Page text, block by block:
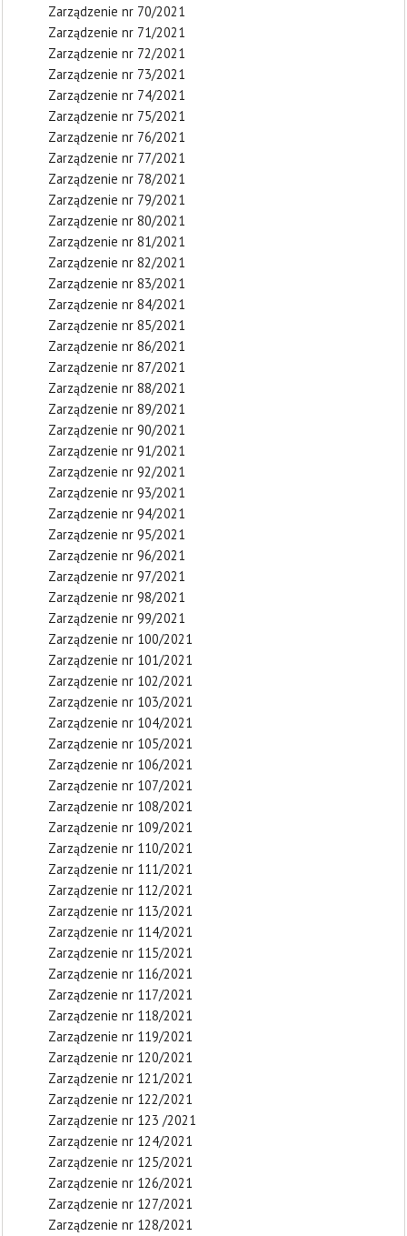
Zarządzenie nr 70/2021
Zarządzenie nr 71/2021
Zarządzenie nr 72/2021
Zarządzenie nr 73/2021
Zarządzenie nr 74/2021
Zarządzenie nr 75/2021
Zarządzenie nr 76/2021
Zarządzenie nr 77/2021
Zarządzenie nr 78/2021
Zarządzenie nr 79/2021
Zarządzenie nr 80/2021
Zarządzenie nr 81/2021
Zarządzenie nr 82/2021
Zarządzenie nr 83/2021
Zarządzenie nr 84/2021
Zarządzenie nr 85/2021
Zarządzenie nr 86/2021
Zarządzenie nr 87/2021
Zarządzenie nr 88/2021
Zarządzenie nr 89/2021
Zarządzenie nr 90/2021
Zarządzenie nr 91/2021
Zarządzenie nr 92/2021
Zarządzenie nr 93/2021
Zarządzenie nr 94/2021
Zarządzenie nr 95/2021
Zarządzenie nr 96/2021
Zarządzenie nr 97/2021
Zarządzenie nr 98/2021
Zarządzenie nr 99/2021
Zarządzenie nr 100/2021
Zarządzenie nr 101/2021
Zarządzenie nr 102/2021
Zarządzenie nr 103/2021
Zarządzenie nr 104/2021
Zarządzenie nr 105/2021
Zarządzenie nr 106/2021
Zarządzenie nr 107/2021
Zarządzenie nr 108/2021
Zarządzenie nr 109/2021
Zarządzenie nr 110/2021
Zarządzenie nr 111/2021
Zarządzenie nr 112/2021
Zarządzenie nr 113/2021
Zarządzenie nr 114/2021
Zarządzenie nr 115/2021
Zarządzenie nr 116/2021
Zarządzenie nr 117/2021
Zarządzenie nr 118/2021
Zarządzenie nr 119/2021
Zarządzenie nr 120/2021
Zarządzenie nr 121/2021
Zarządzenie nr 122/2021
Zarządzenie nr 123 /2021
Zarządzenie nr 124/2021
Zarządzenie nr 125/2021
Zarządzenie nr 126/2021
Zarządzenie nr 127/2021
Zarządzenie nr 128/2021